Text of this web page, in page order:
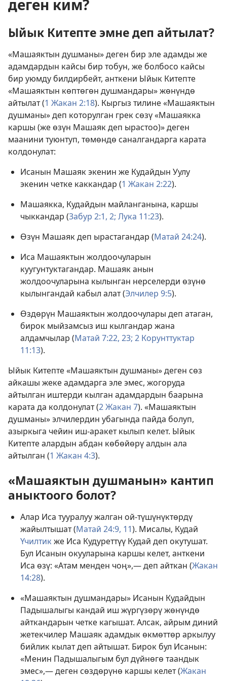
деген ким?
Ыйык Китепте эмне деп айтылат?
«Машаяктын душманы» деген бир эле адамды же
адамдардын кайсы бир тобун, же болбосо кайсы
бир уюмду билдирбейт, анткени Ыйык Китепте
«Машаяктын көптөгөн душмандары» жөнүндө
айтылат (1 Жакан 2:18). Кыргыз тилине «Машаяктын
душманы» деп которулган грек сөзү «Машаякка
каршы (же өзүн Машаяк деп ырастоо)» деген
маанини туюнтуп, төмөндө саналгандарга карата
колдонулат:
Исанын Машаяк экенин же Кудайдын Уулу
экенин четке каккандар (1 Жакан 2:22).
Машаякка, Кудайдын майланганына, каршы
чыккандар (Забур 2:1, 2; Лука 11:23).
Өзүн Машаяк деп ырастагандар (Матай 24:24).
Иса Машаяктын жолдоочуларын
куугунтуктагандар. Машаяк анын
жолдоочуларына кылынган нерселерди өзүнө
кылынгандай кабыл алат (Элчилер 9:5).
Өздөрүн Машаяктын жолдоочулары деп атаган,
бирок мыйзамсыз иш кылгандар жана
алдамчылар (Матай 7:22, 23; 2 Корунттуктар
11:13).
Ыйык Китепте «Машаяктын душманы» деген сөз
айкашы жеке адамдарга эле эмес, жогоруда
айтылган иштерди кылган адамдардын баарына
карата да колдонулат (2 Жакан 7). «Машаяктын
душманы» элчилердин убагында пайда болуп,
азыркыга чейин иш-аракет кылып келет. Ыйык
Китепте алардын абдан көбөйөрү алдын ала
айтылган (1 Жакан 4:3).
«Машаяктын душманын» кантип
аныктоого болот?
Алар Иса тууралуу жалган ой-түшүнүктөрдү
жайылтышат (Матай 24:9, 11). Мисалы, Кудай
Үчилтик же Иса Кудуреттүү Кудай деп окутушат.
Бул Исанын окууларына каршы келет, анткени
Иса өзү: «Атам менден чоң»,— деп айткан (Жакан
14:28).
«Машаяктын душмандары» Исанын Кудайдын
Падышалыгы кандай иш жүргүзөрү жөнүндө
айткандарын четке кагышат. Алсак, айрым диний
жетекчилер Машаяк адамдык өкмөттөр аркылуу
бийлик кылат деп айтышат. Бирок бул Исанын:
«Менин Падышалыгым бул дүйнөгө таандык
эмес»,— деген сөздөрүнө каршы келет (Жакан